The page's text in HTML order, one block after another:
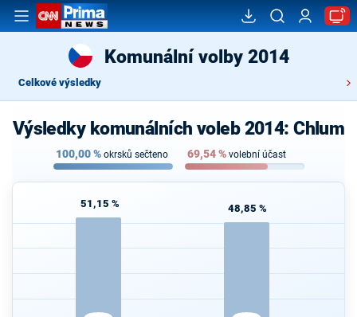
Komunální volby 2014
Celkové výsledky
Výsledky komunálních voleb 2014: Chlum
100,00% okrsků sečteno 69,54% volební účast
51,15 % 48,85 %